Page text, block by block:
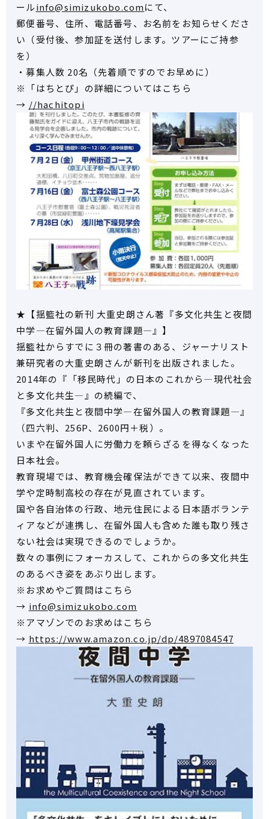
ールinfo@simizukobo.comにて、
郵便番号、住所、電話番号、お名前をお知らせくださ
い（受付後、参加証を送付します。ツアーにご持参
を）
・募集人数 20名（先着順ですのでお早めに）
※「はちとぴ」の詳細についてはこちら
→ //hachitopi
★【揺籃社の新刊 大重史朗さん著『多文化共生と夜間
中学―在留外国人の教育課題―』】
揺籃社からすでに３冊の著書のある、ジャーナリスト
兼研究者の大重史朗さんが新刊を出版されました。
2014年の『「移民時代」の日本のこれから―現代社会
と多文化共生―』の続編で、
『多文化共生と夜間中学―在留外国人の教育課題―』
（四六判、256P、2600円＋税）。
いまや在留外国人に労働力を頼らざるを得なくなった
日本社会。
教育現場では、教育機会確保法ができて以来、夜間中
学や定時制高校の存在が見直されています。
国や各自治体の行政、地元住民による日本語ボランテ
ィアなどが連携し、在留外国人も含めた誰も取り残さ
ない社会は実現できるのでしょうか。
数々の事例にフォーカスして、これからの多文化共生
のあるべき姿をあぶり出します。
※お求めやご質問はこちら
→ info@simizukobo.com
※アマゾンでのお求めはこちら
→ https://www.amazon.co.jp/dp/4897084547